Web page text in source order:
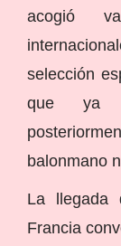
acogió
selección
que ya
balonmano
La llegada
Francia